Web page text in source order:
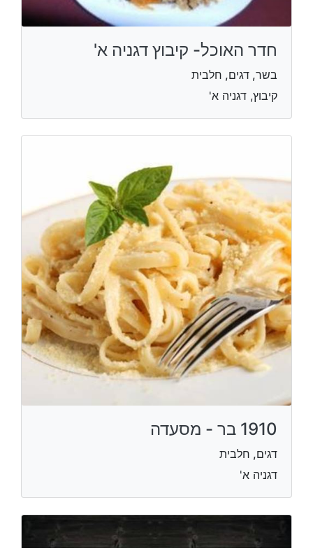
חדר האוכל- קיבוץ דגניה א'
בשר, דגים, חלבית
קיבוץ, דגניה א'
1910 בר - מסעדה
דגים, חלבית
דגניה א'